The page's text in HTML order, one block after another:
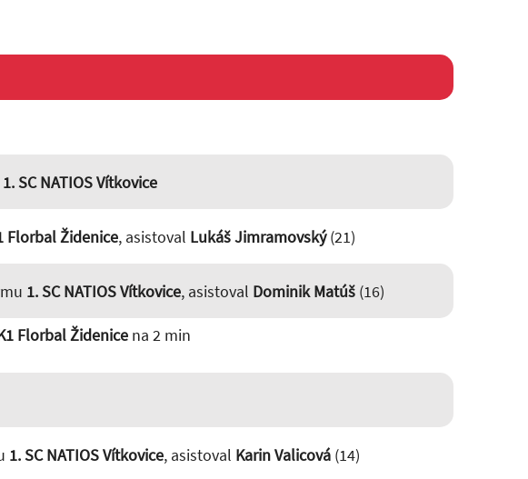
1. SC NATIOS Vítkovice
Florbal Židenice, asistoval Lukáš Jimramovský(21)
1. SC NATIOS Vítkovice, asistoval Dominik Matúš(16)
Florbal Židenicena 2 min
1. SC NATIOS Vítkovice, asistoval Karin Valicová(14)